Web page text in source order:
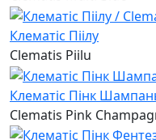
Клематіс Піілу
Clematis Piilu
Клематіс Пінк
Clematis Pink